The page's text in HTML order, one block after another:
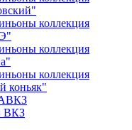
коллекция
коллекция
коллекция
коньяк"
ВКЗ